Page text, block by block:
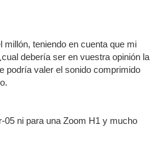
teniendo en cuenta que mi
debería ser en vuestra opinión la
podría valer el sonido comprimido
05 ni para una Zoom H1 y mucho